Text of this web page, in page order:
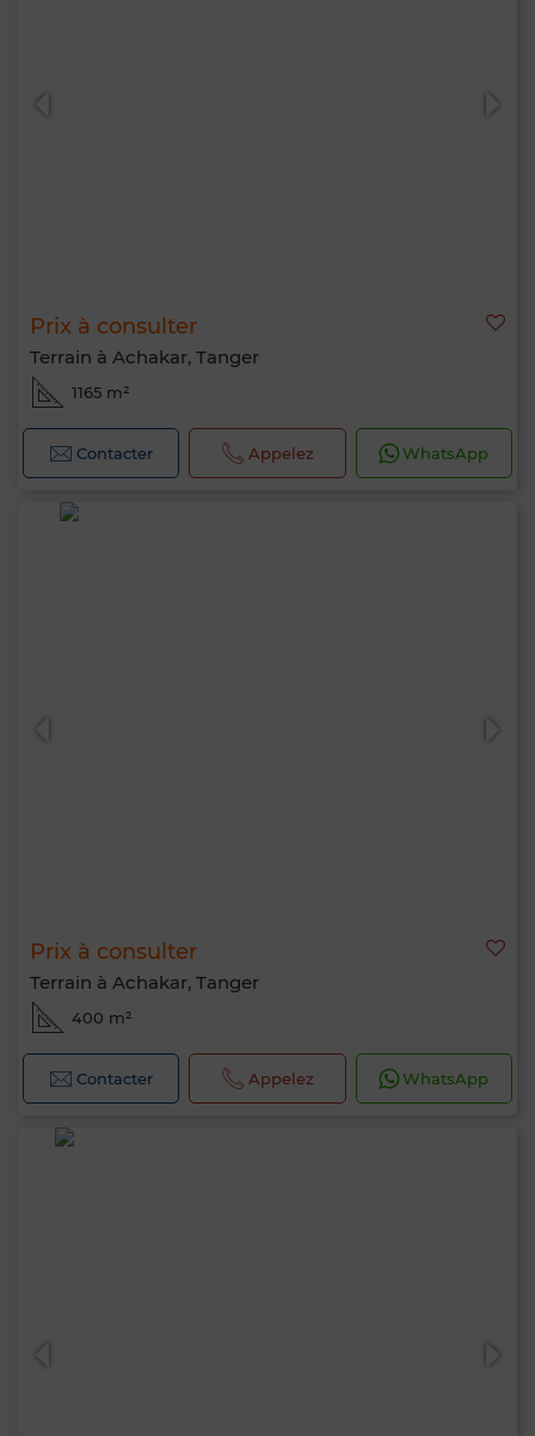
Prix à consulter
Terrain à Achakar, Tanger
1165 m²
Contacter Appelez WhatsApp
Prix à consulter
Terrain à Achakar, Tanger
400 m²
Contacter Appelez WhatsApp